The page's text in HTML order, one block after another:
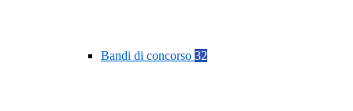
Bandi di concorso 32